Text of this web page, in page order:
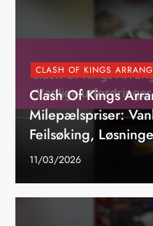
CLASH OF KINGS
Clash Of Kings
Milepælspriser:
Feilsøking,
11/03/2026